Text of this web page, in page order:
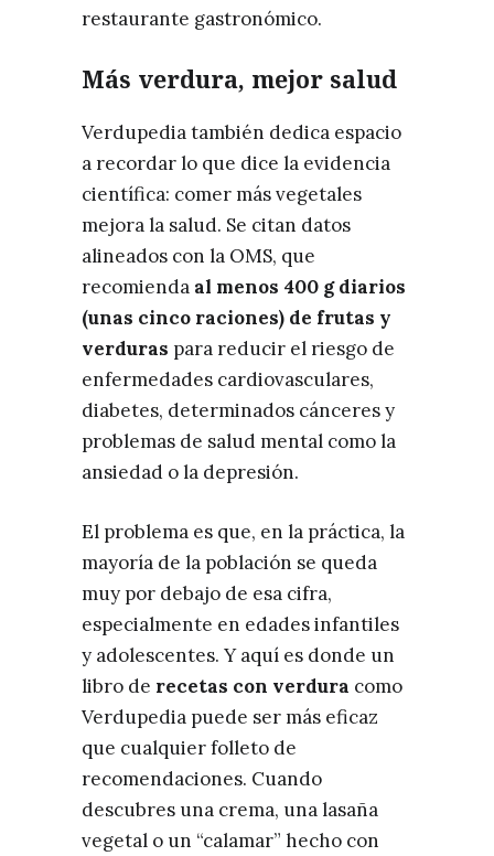
restaurante gastronómico.
Más verdura, mejor salud
Verdupedia también dedica espacio
a recordar lo que dice la evidencia
científica: comer más vegetales
mejora la salud. Se citan datos
alineados con la OMS, que
recomienda al menos 400 g diarios
(unas cinco raciones) de frutas y
verduras para reducir el riesgo de
enfermedades cardiovasculares,
diabetes, determinados cánceres y
problemas de salud mental como la
ansiedad o la depresión.
El problema es que, en la práctica, la
mayoría de la población se queda
muy por debajo de esa cifra,
especialmente en edades infantiles
y adolescentes. Y aquí es donde un
libro de recetas con verdura como
Verdupedia puede ser más eficaz
que cualquier folleto de
recomendaciones. Cuando
descubres una crema, una lasaña
vegetal o un “calamar” hecho con